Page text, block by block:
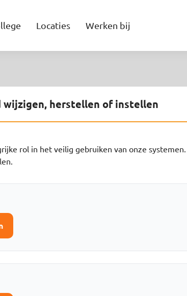
Locaties Werken bij
wijzigen, herstellen of instellen
rol in het veilig gebruiken van onze